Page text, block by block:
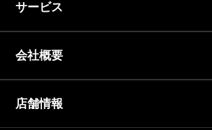
サービス
会社概要
店舗情報